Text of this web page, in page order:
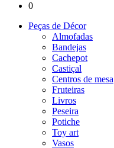
0
Peças de Décor
Almofadas
Bandejas
Cachepot
Castiçal
Centros de mesa
Fruteiras
Livros
Peseira
Potiche
Toy art
Vasos